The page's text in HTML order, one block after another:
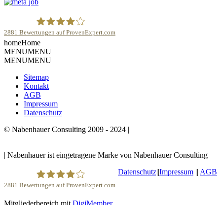
Robert Nabenhauer
2881 Bewertungen auf ProvenExpert.com
homeHome
MENUMENU
MENUMENU
Sitemap
Kontakt
AGB
Impressum
Datenschutz
© Nabenhauer Consulting 2009 - 2024 |
| Nabenhauer ist eingetragene Marke von Nabenhauer Consulting
Datenschutz||Impressum || AGB
2881 Bewertungen auf ProvenExpert.com
Mitgliederbereich mit DigiMember